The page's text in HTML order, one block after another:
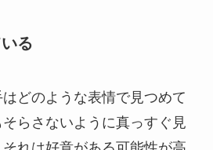
る
どのような表情で見つめて
らさないように真っすぐ見